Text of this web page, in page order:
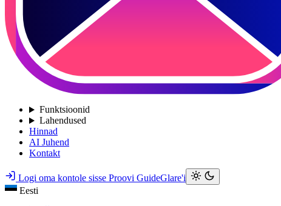
Funktsioonid
Lahendused
Hinnad
AI Juhend
Kontakt
Logi oma kontole sisse Proovi GuideGlare'i
Eesti